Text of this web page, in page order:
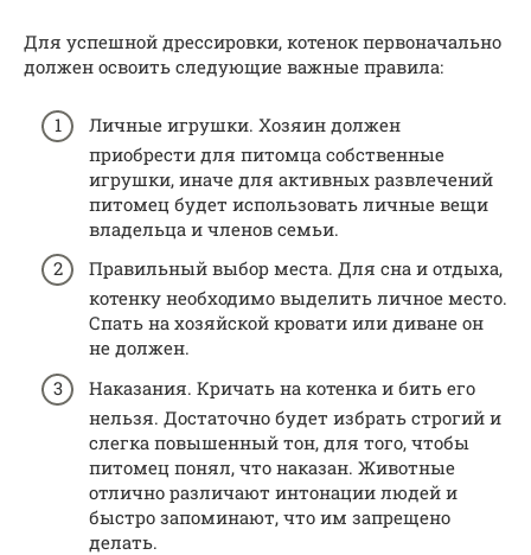
Для успешной дрессировки, котенок первоначально
должен освоить следующие важные правила:
Личные игрушки. Хозяин должен
приобрести для питомца собственные
игрушки, иначе для активных развлечений
питомец будет использовать личные вещи
владельца и членов семьи.
Правильный выбор места. Для сна и отдыха,
котенку необходимо выделить личное место.
Спать на хозяйской кровати или диване он
не должен.
Наказания. Кричать на котенка и бить его
нельзя. Достаточно будет избрать строгий и
слегка повышенный тон, для того, чтобы
питомец понял, что наказан. Животные
отлично различают интонации людей и
быстро запоминают, что им запрещено
делать.